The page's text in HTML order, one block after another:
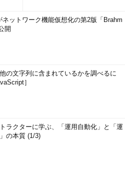
ネットワーク機能仮想化の第2版「Brahm
開
の文字列に含まれているかを調べるに
］
ラクターに学ぶ、「運用自動化」と「運
の本質 (1/3)